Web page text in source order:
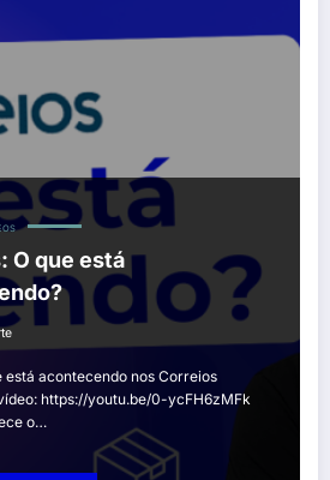
O que está
está acontecendo nos Correios
https://youtu.be/0-ycFH6zMFk
o…